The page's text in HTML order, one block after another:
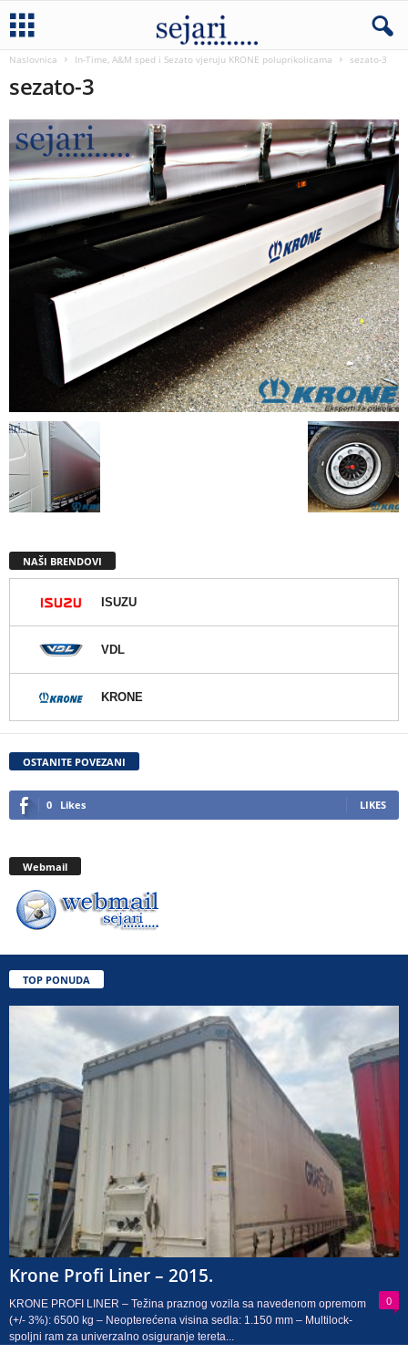
Naslovnica In-Time, A&M sped i Sezato vjeruju KRONE poluprikolicama sezato-3
sezato-3
NAŠI BRENDOVI
ISUZU
VDL
KRONE
OSTANITE POVEZANI
0 Likes LIKES
Webmail
TOP PONUDA
Krone Profi Liner – 2015.
0
KRONE PROFI LINER – Težina praznog vozila sa navedenom opremom
(+/- 3%): 6500 kg – Neopterećena visina sedla: 1.150 mm – Multilock-
spoljni ram za univerzalno osiguranje tereta...